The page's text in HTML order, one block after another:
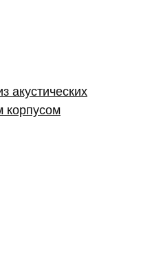
акустических
корпусом